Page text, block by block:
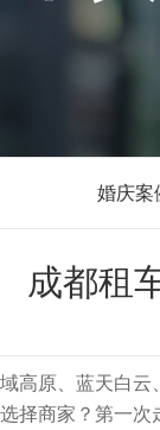
婚庆案
成都租
高原、蓝天白
择商家？第一